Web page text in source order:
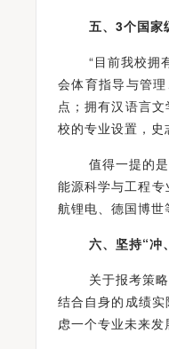
五、3个国家
“目前我校拥有
会体育指导与管
点；拥有汉语言
校的专业设置，
值得一提的是，
能源科学与工程
航锂电、德国博世
六、坚持“冲
关于报考策略，
结合自身的成绩
虑一个专业未来